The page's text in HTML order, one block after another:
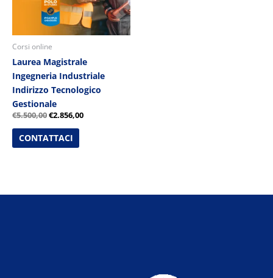
Corsi online
Laurea Magistrale
Ingegneria Industriale
Indirizzo Tecnologico
Gestionale
€5.500,00€2.856,00
CONTATTACI